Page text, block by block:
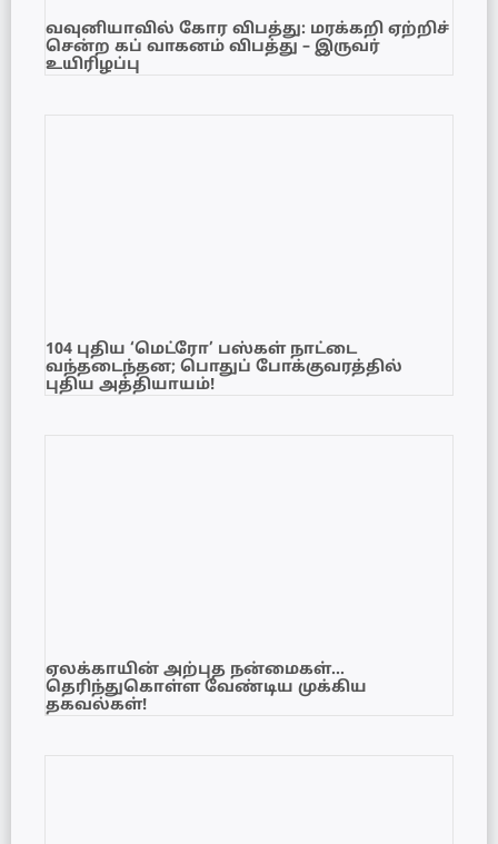
வவுனியாவில் கோர விபத்து: மரக்கறி ஏற்றிச்
சென்ற கப் வாகனம் விபத்து – இருவர்
உயிரிழப்பு
104 புதிய ‘மெட்ரோ’ பஸ்கள் நாட்டை
வந்தடைந்தன; பொதுப் போக்குவரத்தில்
புதிய அத்தியாயம்!
ஏலக்காயின் அற்புத நன்மைகள்…
தெரிந்துகொள்ள வேண்டிய முக்கிய
தகவல்கள்!